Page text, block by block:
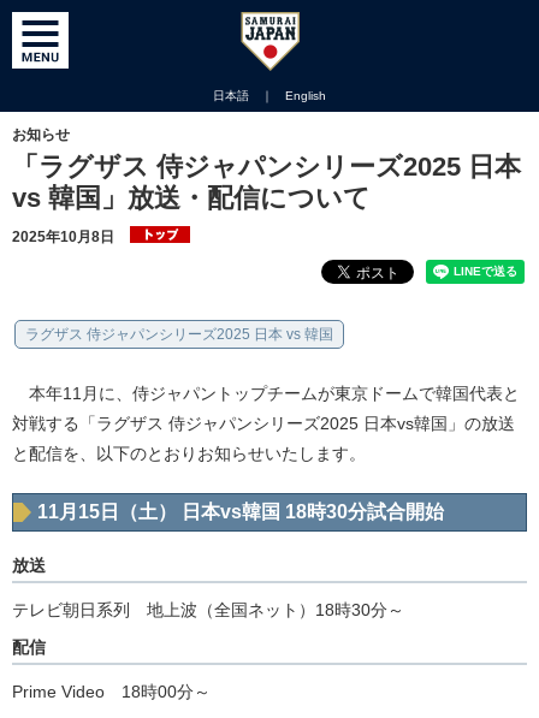
日本語 ｜ English
お知らせ
「ラグザス 侍ジャパンシリーズ2025 日本
vs 韓国」放送・配信について
2025年10月8日
ラグザス 侍ジャパンシリーズ2025 日本 vs 韓国
本年11月に、侍ジャパントップチームが東京ドームで韓国代表と
対戦する「ラグザス 侍ジャパンシリーズ2025 日本vs韓国」の放送
と配信を、以下のとおりお知らせいたします。
11月15日（土） 日本vs韓国 18時30分試合開始
放送
テレビ朝日系列 地上波（全国ネット）18時30分～
配信
Prime Video 18時00分～